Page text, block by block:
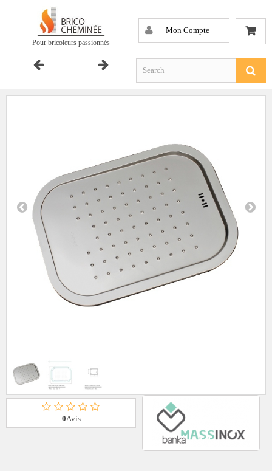
Pour bricoleurs passionnés
Mon Compte
0Avis